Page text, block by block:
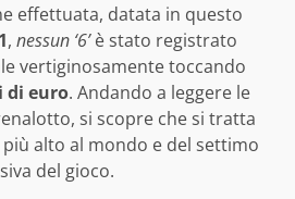
effettuata, datata in questo
, nessun ‘6’è stato registrato
vertiginosamente toccando
di euro. Andando a leggere le
si scopre che si tratta
alto al mondo e del settimo
del gioco.